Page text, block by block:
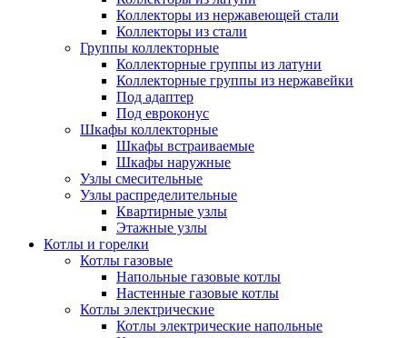
Коллекторы из нержавеющей стали
Коллекторы из стали
Группы коллекторные
Коллекторные группы из латуни
Коллекторные группы из нержавейки
Под адаптер
Под евроконус
Шкафы коллекторные
Шкафы встраиваемые
Шкафы наружные
Узлы смесительные
Узлы распределительные
Квартирные узлы
Этажные узлы
Котлы и горелки
Котлы газовые
Напольные газовые котлы
Настенные газовые котлы
Котлы электрические
Котлы электрические напольные